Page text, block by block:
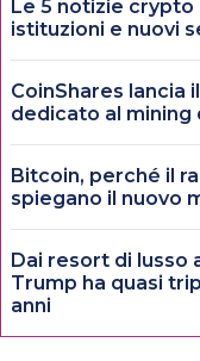
Le 5 notizie crypto
istituzioni e nuovi
CoinShares lancia
dedicato al mining
Bitcoin, perché il
spiegano il nuovo
Dai resort di lusso
Trump ha quasi
anni